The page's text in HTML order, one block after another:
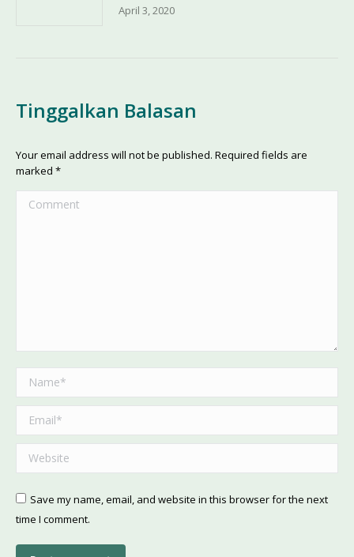
April 3, 2020
Tinggalkan Balasan
Your email address will not be published. Required fields are
marked *
Comment
Name *
Email *
Website
Save my name, email, and website in this browser for the next
time I comment.